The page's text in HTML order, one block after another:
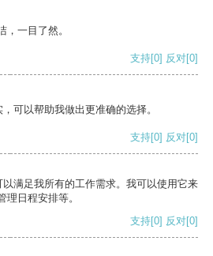
一目了然。
支持[0] 反对[0]
可以帮助我做出更准确的选择。
支持[0] 反对[0]
满足我所有的工作需求。我可以使用它来
日程安排等。
支持[0] 反对[0]